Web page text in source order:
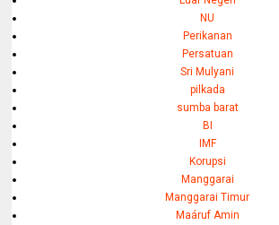
NU
Perikanan
Persatuan
Sri Mulyani
pilkada
sumba barat
BI
IMF
Korupsi
Manggarai
Manggarai Timur
Maáruf Amin